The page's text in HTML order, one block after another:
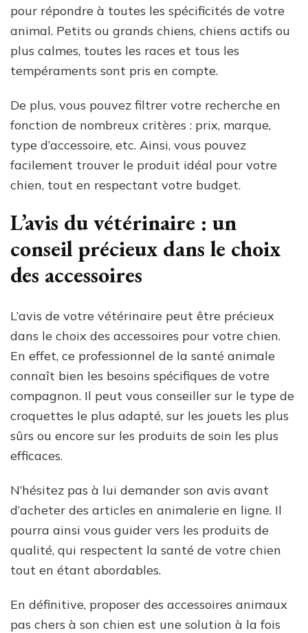
pour répondre à toutes les spécificités de votre
animal. Petits ou grands chiens, chiens actifs ou
plus calmes, toutes les races et tous les
tempéraments sont pris en compte.
De plus, vous pouvez filtrer votre recherche en
fonction de nombreux critères : prix, marque,
type d’accessoire, etc. Ainsi, vous pouvez
facilement trouver le produit idéal pour votre
chien, tout en respectant votre budget.
L’avis du vétérinaire : un
conseil précieux dans le choix
des accessoires
L’avis de votre vétérinaire peut être précieux
dans le choix des accessoires pour votre chien.
En effet, ce professionnel de la santé animale
connaît bien les besoins spécifiques de votre
compagnon. Il peut vous conseiller sur le type de
croquettes le plus adapté, sur les jouets les plus
sûrs ou encore sur les produits de soin les plus
efficaces.
N’hésitez pas à lui demander son avis avant
d’acheter des articles en animalerie en ligne. Il
pourra ainsi vous guider vers les produits de
qualité, qui respectent la santé de votre chien
tout en étant abordables.
En définitive, proposer des accessoires animaux
pas chers à son chien est une solution à la fois